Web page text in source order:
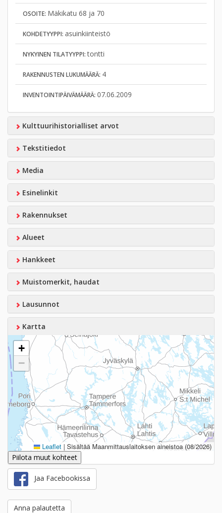
OSOITE: Mäkikatu 68 ja 70
KOHDETYYPPI: asuinkiinteistö
NYKYINEN TILATYYPPI:tontti
RAKENNUSTEN LUKUMÄÄRÄ: 4
INVENTOINTIPÄIVÄMÄÄRÄ: 07.06.2009
Kulttuurihistorialliset arvot
Tekstitiedot
Media
Esinelinkit
Rakennukset
Alueet
Hankkeet
Muistomerkit, haudat
Lausunnot
Kartta
+
−
Leaflet | Sisältää Maanmittauslaitoksen aineistoa (08/2026)
Piilota muut kohteet
Jaa Facebookissa
Anna palautetta